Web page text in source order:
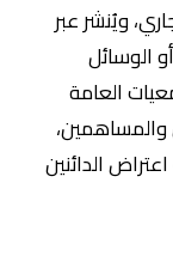
ويُنشر عبر
الوسائل
العامة
والمساهمين،
الدائنين